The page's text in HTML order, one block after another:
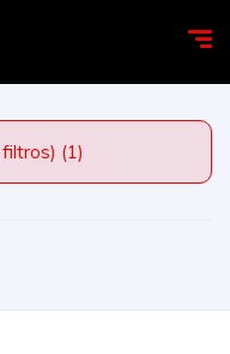
BÚSQUEDA (Elegir filtros) (1)